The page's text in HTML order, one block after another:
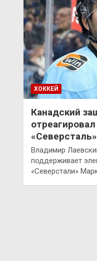
ХОККЕЙ
Канадский
«Северсталь»
Владимир
поддерживает
«Северстали»